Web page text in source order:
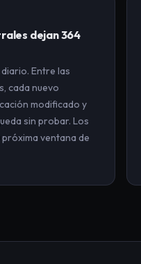
dejan 364
Entre las
cada nuevo
modificado y
sin probar. Los
ventana de